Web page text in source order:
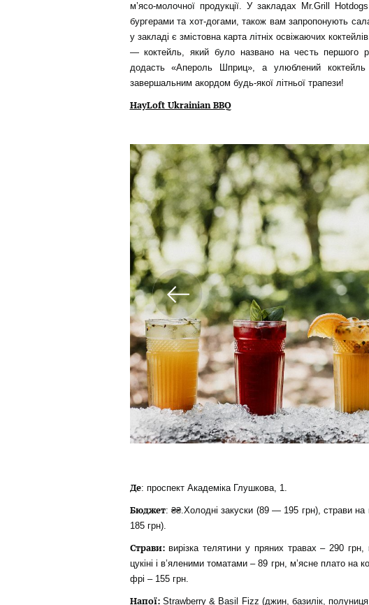
м’ясо-молочної продукції. У закладах Mr.Grill
бургерами та хот-догами, також вам запропонують
у закладі є змістовна карта літніх освіжаючих
— коктейль, який було названо на честь першого
додасть «Апероль Шприц», а улюблений
завершальним акордом будь-якої літньої трапези!
HayLoft Ukrainian BBQ
Де: проспект Академіка Глушкова, 1.
Бюджет: ₴₴.Холодні закуски (89 — 195 грн), страви
185 грн).
Страви:вирізка телятини у пряних травах – 290
цукіні і в’яленими томатами – 89 грн, м’ясне плато
фрі – 155 грн.
Напої:Strawberry & Basil Fizz (джин, базилік,